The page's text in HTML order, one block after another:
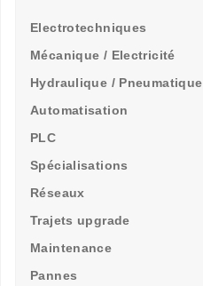
Electrotechniques
Mécanique / Electricité
Hydraulique / Pneumatique
Automatisation
PLC
Spécialisations
Réseaux
Trajets upgrade
Maintenance
Pannes